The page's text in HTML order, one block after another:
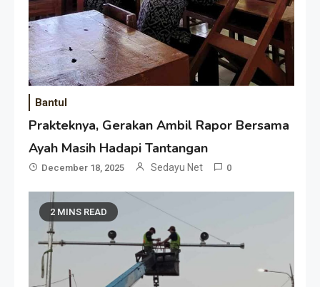
Bantul
Prakteknya, Gerakan Ambil Rapor Bersama
Ayah Masih Hadapi Tantangan
December 18, 2025 Sedayu Net 0
2 MINS READ